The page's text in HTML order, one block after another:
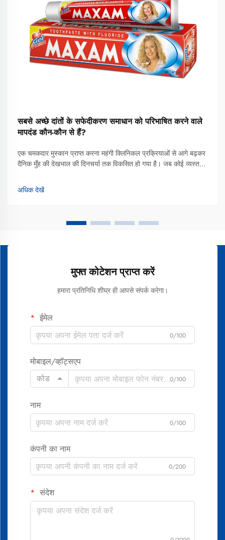
सबसे अच्छे दांतों के सफेदीकरण समाधान को परिभाषित करने वाले
मापदंड कौन-कौन से हैं?
एक चमकदार मुस्कान प्राप्त करना महंगी क्लिनिकल प्रक्रियाओं से आगे बढ़कर
दैनिक मुँह की देखभाल की दिनचर्या तक विकसित हो गया है। जब कोई व्यस्त
करता है, तो अधिकांश उपभोक्ता अब उन्नत सफेदीकरण टूथपेस्ट की ओर मुड़
रहे हैं...
अधिक देखें
मुफ्त कोटेशन प्राप्त करें
हमारा प्रतिनिधि शीघ्र ही आपसे संपर्क करेगा।
ईमेल
0/100
मोबाइल/व्हॉट्सएप
कोड
0/100
नाम
0/100
कंपनी का नाम
0/200
संदेश